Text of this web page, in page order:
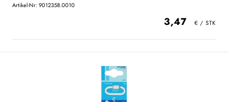
Artikel-Nr: 9012358.0010
3,47